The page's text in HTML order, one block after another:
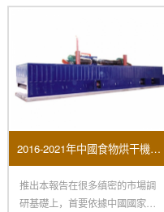
2016-2021年中國食物烘干機市場远景及投資機會研讨報告
推出本報告在很多缜密的市場調
研基礎上，首要依據中國國家統